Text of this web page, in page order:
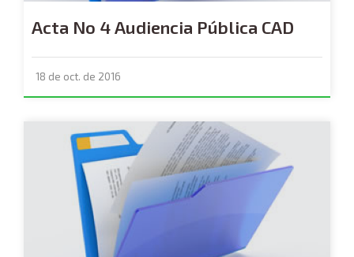
Acta No 4 Audiencia Pública CAD
18 de oct. de 2016